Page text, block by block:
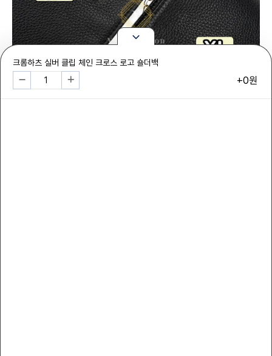
크롬하츠 실버 클립 체인 크로스 로고 숄더백
+0원